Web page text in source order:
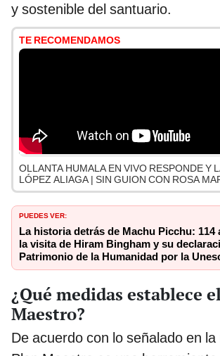
y sostenible del santuario.
TE RECOMENDAMOS
OLLANTA HUMALA EN VIVO RESPONDE Y
LÓPEZ ALIAGA | SIN GUION CON ROSA
PUEDES VER:
La historia detrás de Machu Picchu: 114
la visita de Hiram Bingham y su
Patrimonio de la Humanidad por la
¿Qué medidas establece
Maestro?
De acuerdo con lo señalado en